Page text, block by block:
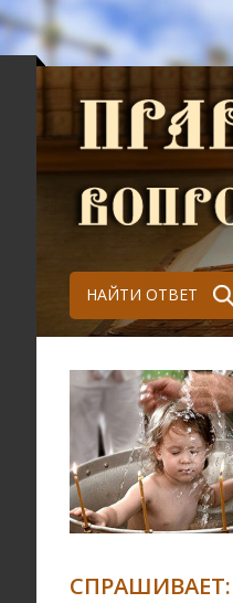
НАЙТИ ОТВЕТ
СПРАШИВАЕТ: